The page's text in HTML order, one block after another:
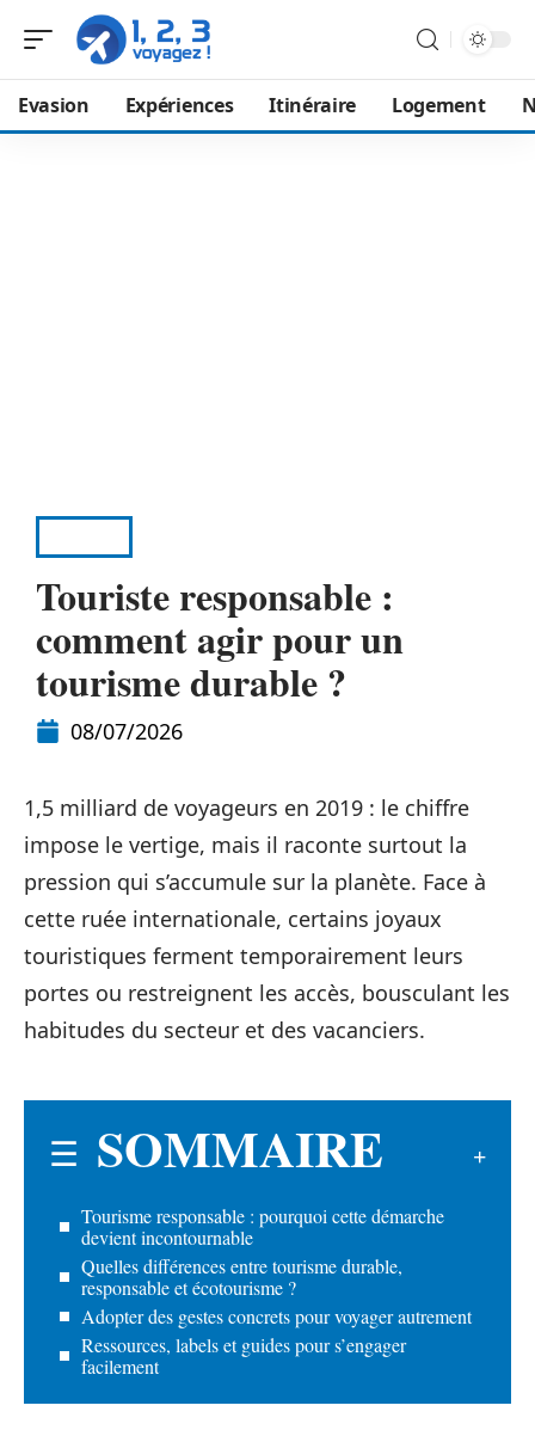
Evasion Expériences Itinéraire Logement
Touriste responsable :
comment agir pour un
tourisme durable ?
08/07/2026
1,5 milliard de voyageurs en 2019 : le chiffre
impose le vertige, mais il raconte surtout la
pression qui s’accumule sur la planète. Face à
cette ruée internationale, certains joyaux
touristiques ferment temporairement leurs
portes ou restreignent les accès, bousculant les
habitudes du secteur et des vacanciers.
SOMMAIRE
Tourisme responsable : pourquoi cette démarche
devient incontournable
Quelles différences entre tourisme durable,
responsable et écotourisme ?
Adopter des gestes concrets pour voyager autrement
Ressources, labels et guides pour s’engager
facilement